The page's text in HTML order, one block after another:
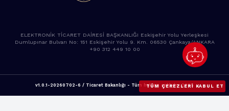
ELEKTRONİK TİCARET DAİRESİ BAŞKANLIĞI Eskişehir Yolu Yerleşkesi
Dumlupınar Bulvarı No: 151 Eskişehir Yolu 9. Km. 06530 Çankaya/ANKARA
+90 312 449 10 00
v1.0.1-20260702-6 / Ticaret Bakanlığı - Tüm hakları saklıdır. 2025
TÜM ÇEREZLERI KABUL ET